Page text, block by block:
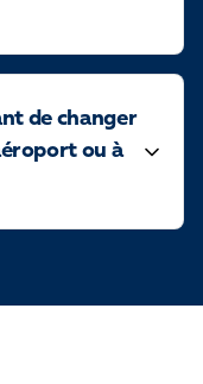
de changer
ou à